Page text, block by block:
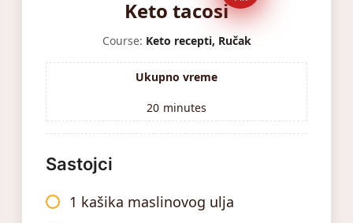
Keto tacosi
Course: Keto recepti, Ručak
Ukupno vreme
20 minutes
Sastojci
1 kašika maslinovog ulja